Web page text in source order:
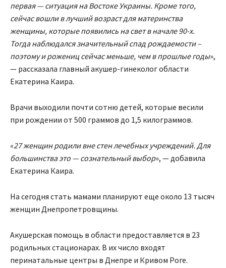
первая — ситуация на Востоке Украины. Кроме того,
сейчас вошли в лучший возраст для материнства
женщины, которые появились на свет в начале 90-х.
Тогда наблюдался значительный спад рождаемости –
поэтому и рожениц сейчас меньше, чем в прошлые годы»,
— рассказала главный акушер-гинеколог области
Екатерина Каира.
Врачи выходили почти сотню детей, которые весили
при рождении от 500 граммов до 1,5 килограммов.
«27 женщин родили вне стен лечебных учреждений. Для
большинства это — сознательный выбор», — добавила
Екатерина Каира.
На сегодня стать мамами планируют еще около 13 тысяч
женщин Днепропетровщины.
Акушерская помощь в области предоставляется в 23
родильных стационарах. В их число входят
перинатальные центры в Днепре и Кривом Роге.